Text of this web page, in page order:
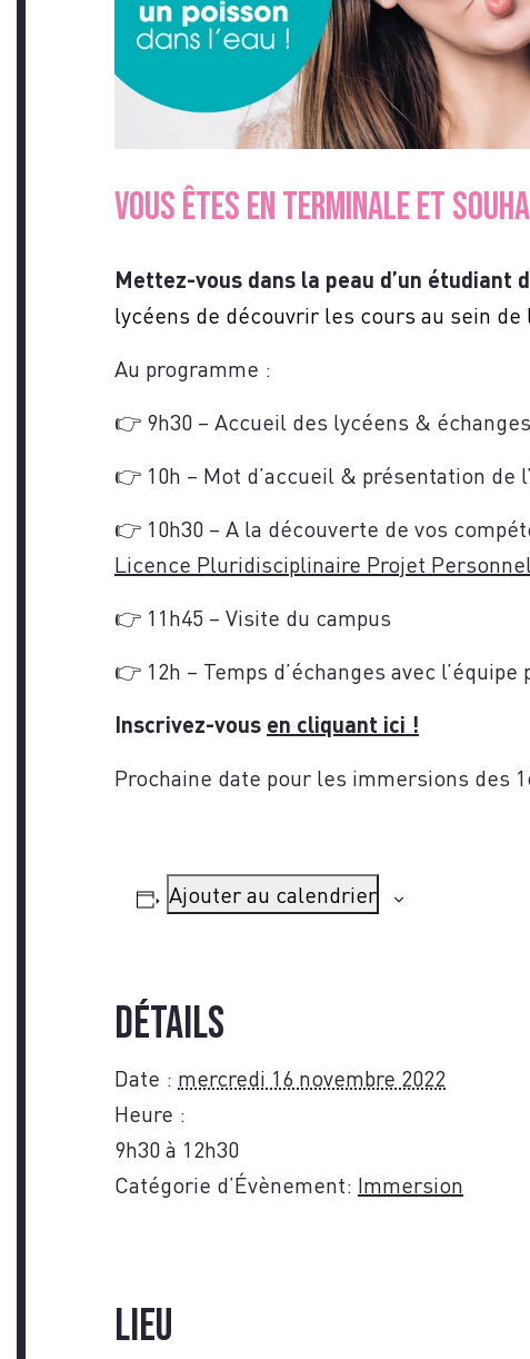
NOUS
VOUS ÊTES EN TERMINALE ET
Mettez-vous dans la peau d’un étudiant
lycéens de découvrir les cours au sein
Au programme :
👉 9h30 – Accueil des lycéens &
👉 10h – Mot d’accueil & présentation
👉 10h30 – A la découverte de vos
Licence Pluridisciplinaire Projet Personnel
👉 11h45 – Visite du campus
👉 12h – Temps d’échanges avec l’équipe
Inscrivez-vous en cliquant ici !
Prochaine date pour les immersions des
Ajouter au calendrier
Détails
Date : mercredi 16 novembre 2022
Heure :
9h30 à 12h30
Catégorie d’Évènement: Immersion
Lieu